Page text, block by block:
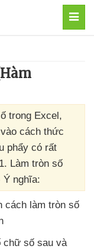
trong Excel,
cách thức
phẩy có rất
Làm tròn số
Ý nghĩa:
cách làm tròn số
chữ số sau và